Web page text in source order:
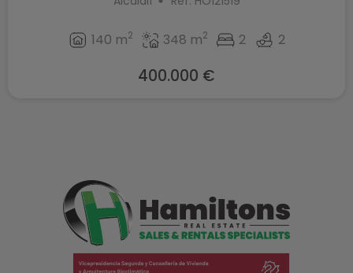
140 m2 348 m2 2 2
400.000 €